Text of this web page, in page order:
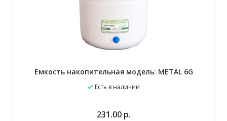
Емкость накопительная модель: METAL 6G
Есть в наличии
231.00 р.